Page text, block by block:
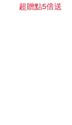
超贈點5倍送